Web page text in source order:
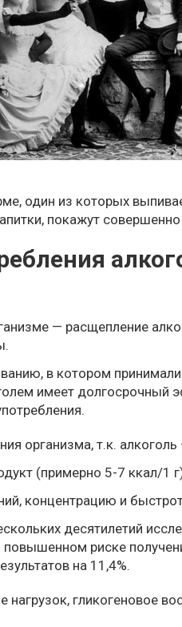
один из которых
покажут
— расщепление
, в котором
имеет долгосрочный
организма, т.к.
(примерно 5-7 ккал/1
концентрацию и
десятилетий
риске
на 11,4%.
гликогеновое